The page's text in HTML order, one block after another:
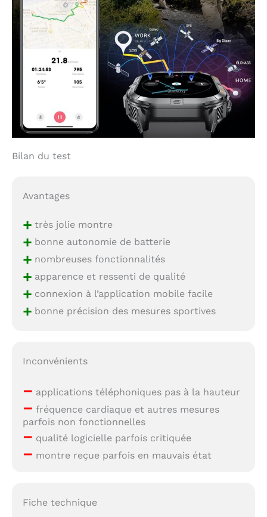
Bilan du test
Avantages
+très jolie montre
+bonne autonomie de batterie
+nombreuses fonctionnalités
+apparence et ressenti de qualité
+connexion à l’application mobile facile
+bonne précision des mesures sportives
Inconvénients
– applications téléphoniques pas à la hauteur
– fréquence cardiaque et autres mesures
parfois non fonctionnelles
– qualité logicielle parfois critiquée
– montre reçue parfois en mauvais état
Fiche technique